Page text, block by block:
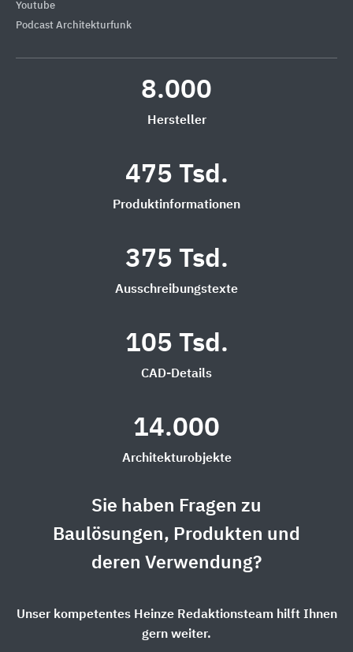
Youtube
Podcast Architekturfunk
8.000
Hersteller
475 Tsd.
Produktinformationen
375 Tsd.
Ausschreibungstexte
105 Tsd.
CAD-Details
14.000
Architekturobjekte
Sie haben Fragen zu
Baulösungen, Produkten und
deren Verwendung?
Unser kompetentes Heinze Redaktionsteam hilft Ihnen
gern weiter.